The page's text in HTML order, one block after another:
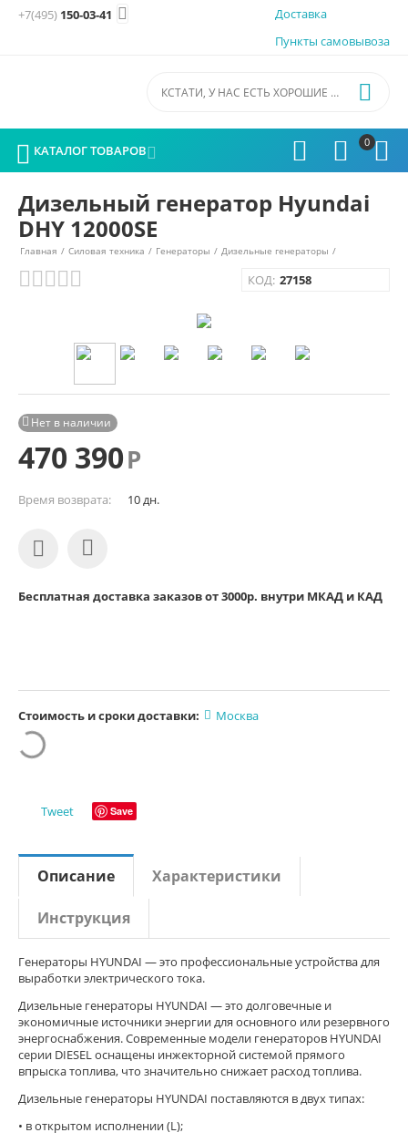
Доставка
Пункты самовывоза
+7(495) 150-03-41 
0 



 КАТАЛОГ ТОВАРОВ
Дизельный генератор Hyundai
DHY 12000SE
Главная / Силовая техника / Генераторы / Дизельные генераторы /
КОД: 27158
Нет в наличии

470 390Р
Время возврата: 10 дн.
Бесплатная доставка заказов от 3000р. внутри МКАД и КАД
Стоимость и сроки доставки: Москва
Tweet Save
Описание Характеристики
Инструкция
Генераторы HYUNDAI — это профессиональные устройства для
выработки электрического тока.
Дизельные генераторы HYUNDAI — это долговечные и
экономичные источники энергии для основного или резервного
энергоснабжения. Современные модели генераторов HYUNDAI
серии DIESEL оснащены инжекторной системой прямого
впрыска топлива, что значительно снижает расход топлива.
Дизельные генераторы HYUNDAI поставляются в двух типах:
• в открытом исполнении (L);